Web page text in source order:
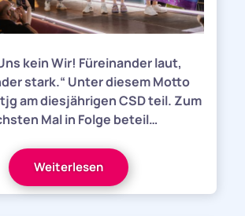
kein Wir! Füreinander laut,
stark.“ Unter diesem Motto
am diesjährigen CSD teil. Zum
Mal in Folge beteil…
Weiterlesen